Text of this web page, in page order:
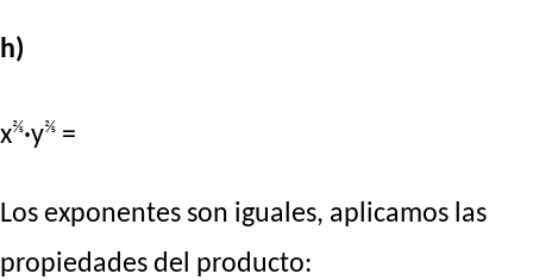
h)
x⅖·y⅖ =
Los exponentes son iguales, aplicamos las
propiedades del producto: